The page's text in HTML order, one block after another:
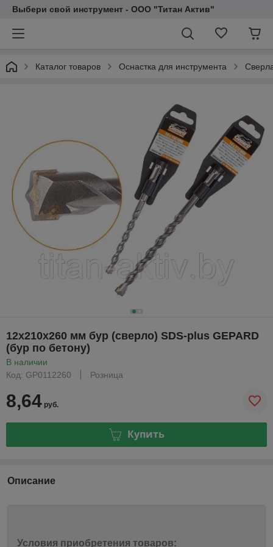
Выбери свой инструмент - ООО "Титан Актив"
Каталог товаров Оснастка для инструмента
12х210х260 мм бур (сверло) SDS-plus GEPARD
(бур по бетону)
В наличии
Код: GP0112260
Розница
8,64 руб.
Купить
Описание
Условия приобретения товаров: